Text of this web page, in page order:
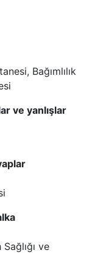
Bağımlılık
ve yanlışlar
ve